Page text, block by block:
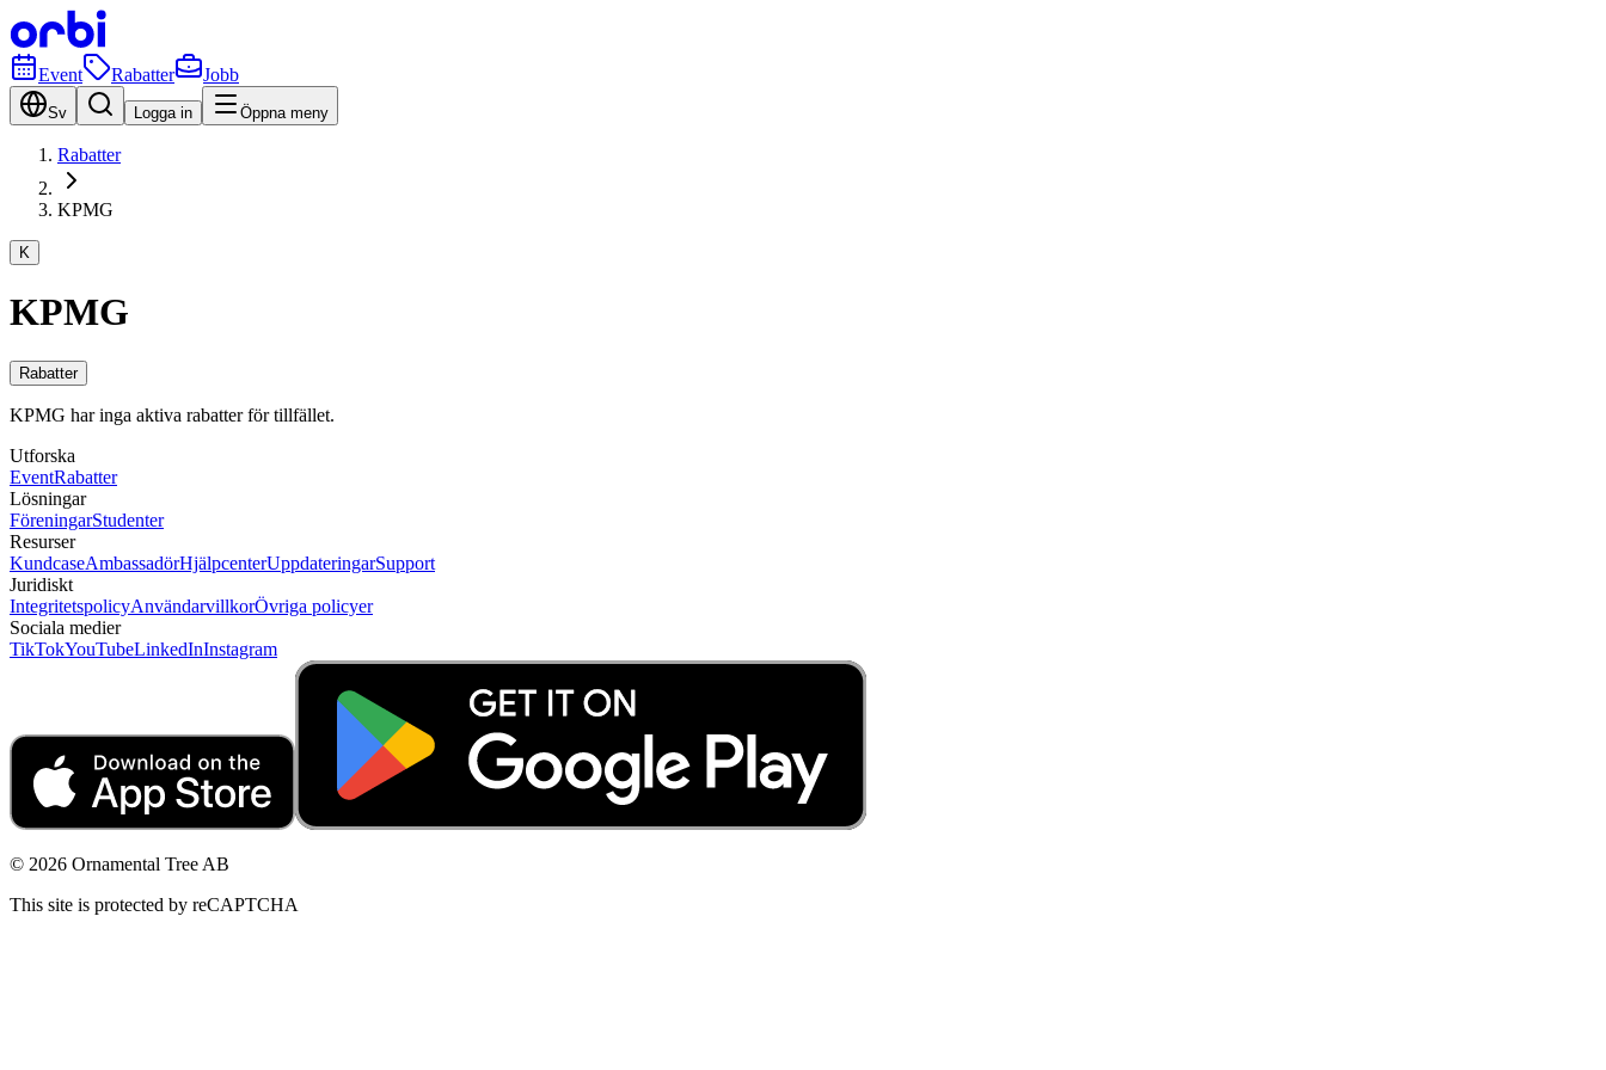
Event Rabatter Jobb
Sv Logga in Öppna meny
Rabatter
KPMG
K
KPMG
Rabatter
KPMG har inga aktiva rabatter för tillfället.
Utforska
EventRabatter
Lösningar
FöreningarStudenter
Resurser
KundcaseAmbassadörHjälpcenterUppdateringarSupport
Juridiskt
IntegritetspolicyAnvändarvillkorÖvriga policyer
Sociala medier
TikTokYouTubeLinkedInInstagram
© 2026 Ornamental Tree AB
This site is protected by reCAPTCHA